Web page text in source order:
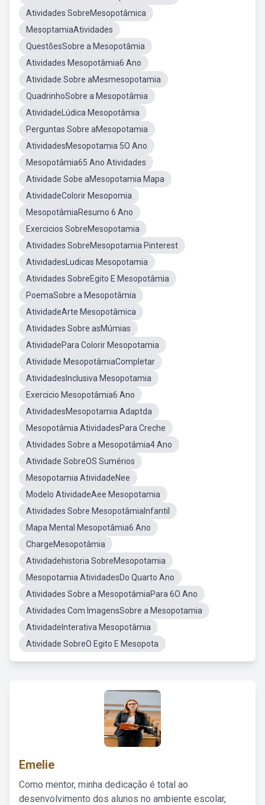
Atividades SobreMesopotâmica
MesoptamiaAtividades
QuestõesSobre a Mesopotâmia
Atividades Mesopotâmia6 Ano
Atividade Sobre aMesmesopotamia
QuadrinhoSobre a Mesopotâmia
AtividadeLúdica Mesopotâmia
Perguntas Sobre aMesopotamia
AtividadesMesopotamia 5O Ano
Mesopotâmia65 Ano Atividades
Atividade Sobe aMesopotamia Mapa
AtividadeColorir Mesopomia
MesopotâmiaResumo 6 Ano
Exercicios SobreMesopotamia
Atividades SobreMesopotamia Pinterest
AtividadesLudicas Mesopotamia
Atividades SobreEgito E Mesopotâmia
PoemaSobre a Mesopotâmia
AtividadeArte Mesopotâmica
Atividades Sobre asMúmias
AtividadePara Colorir Mesopotamia
Atividade MesopotâmiaCompletar
AtividadesInclusiva Mesopotamia
Exercicio Mesopotâmia6 Ano
AtividadesMesopotamia Adaptda
Mesopotâmia AtividadesPara Creche
Atividades Sobre a Mesopotâmia4 Ano
Atividade SobreOS Sumérios
Mesopotamia AtividadeNee
Modelo AtividadeAee Mesopotamia
Atividades Sobre MesopotâmiaInfantil
Mapa Mental Mesopotâmia6 Ano
ChargeMesopotâmia
Atividadehistoria SobreMesopotamia
Mesopotamia AtividadesDo Quarto Ano
Atividades Sobre a MesopotâmiaPara 6O Ano
Atividades Com ImagensSobre a Mesopotamia
AtividadeInterativa Mesopotâmia
Atividade SobreO Egito E Mesopota
Emelie
Como mentor, minha dedicação é total ao
desenvolvimento dos alunos no ambiente escolar,